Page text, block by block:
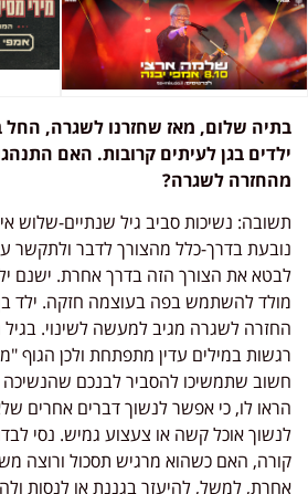
בתיה שלום, מאז שחזרנו לשגרה, החל
ילדים בגן לעיתים קרובות. האם
מהחזרה לשגרה?
תשובה: נשיכות סביב גיל שנתיים-שלוש
נובעת בדרך-כלל מהצורך לדבר ולתקשר
לבטא את הצורך הזה בדרך אחרת. ישנם
מולד להשתמש בפה בעוצמה חזקה. ילד
החזרה לשגרה מגיב למעשה לשינוי.
רגשות במילים עדין מתפתחת ולכן הגוף
חשוב שתמשיכו להסביר לבנכם שהנשיכה
הראו לו, כי אפשר לנשוך דברים אחרים
לנשוך אוכל קשה או צעצוע גמיש. נסי
קורה, האם כשהוא מרגיש תסכול ורוצה
אחרת, למשל, להיעזר בגננת או לנסות